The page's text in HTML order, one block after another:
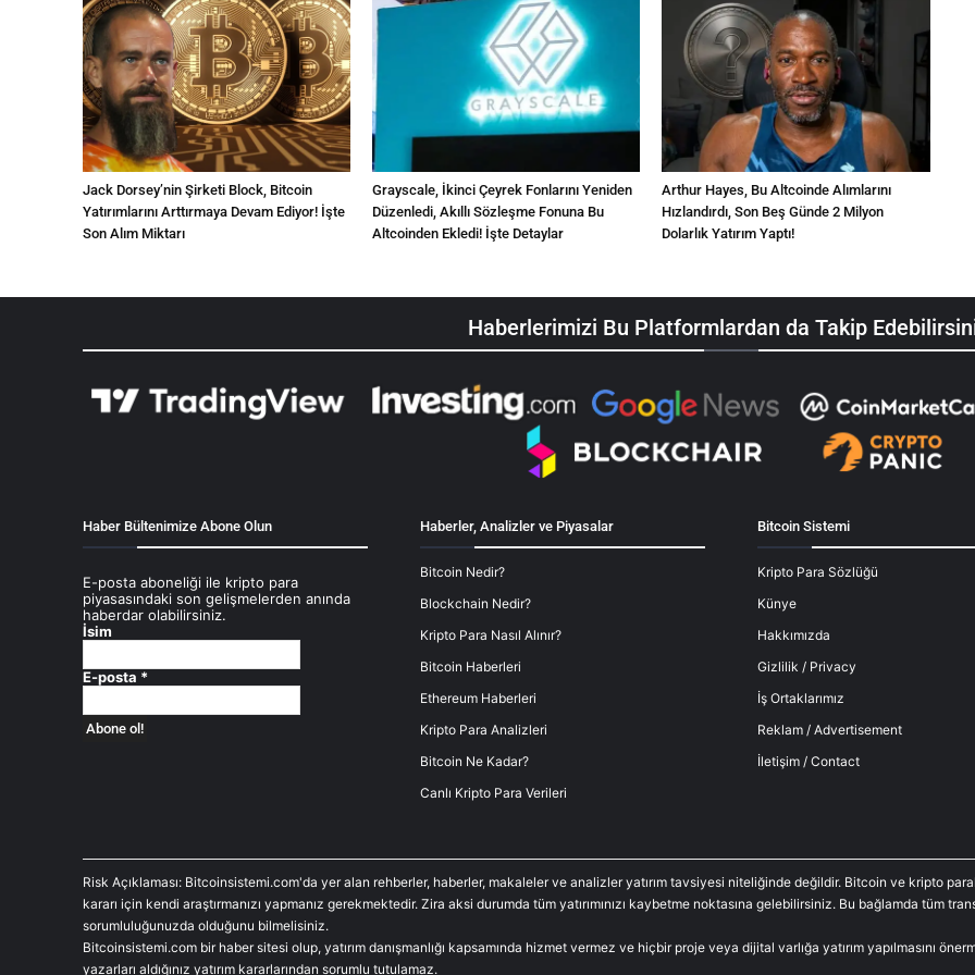
Jack Dorsey’nin Şirketi Block, Bitcoin
Yatırımlarını Arttırmaya Devam Ediyor! İşte
Son Alım Miktarı
Grayscale, İkinci Çeyrek Fonlarını Yeniden
Düzenledi, Akıllı Sözleşme Fonuna Bu
Altcoinden Ekledi! İşte Detaylar
Arthur Hayes, Bu Altcoinde Alımlarını
Hızlandırdı, Son Beş Günde 2 Milyon
Dolarlık Yatırım Yaptı!
Haberlerimizi Bu Platformlardan da Takip
Haber Bültenimize Abone Olun
E-posta aboneliği ile kripto para
piyasasındaki son gelişmelerden anında
haberdar olabilirsiniz.
İsim
E-posta *
Haberler, Analizler ve Piyasalar
Bitcoin Nedir?
Blockchain Nedir?
Kripto Para Nasıl Alınır?
Bitcoin Haberleri
Ethereum Haberleri
Kripto Para Analizleri
Bitcoin Ne Kadar?
Canlı Kripto Para Verileri
Bitcoin Sistemi
Kripto Para Sözlüğü
Künye
Hakkımızda
Gizlilik / Privacy
İş Ortaklarımız
Reklam / Advertisement
İletişim / Contact
Risk Açıklaması: Bitcoinsistemi.com'da yer alan rehberler, haberler, makaleler ve analizler yatırım tavsiyesi niteliğinde değildir. Bitcoin ve kripto
kararı için kendi araştırmanızı yapmanız gerekmektedir. Zira aksi durumda tüm yatırımınızı kaybetme noktasına gelebilirsiniz. Bu bağlamda tüm
sorumluluğunuzda olduğunu bilmelisiniz.
Bitcoinsistemi.com bir haber sitesi olup, yatırım danışmanlığı kapsamında hizmet vermez ve hiçbir proje veya dijital varlığa yatırım yapılmasını
yazarları aldığınız yatırım kararlarından sorumlu tutulamaz.